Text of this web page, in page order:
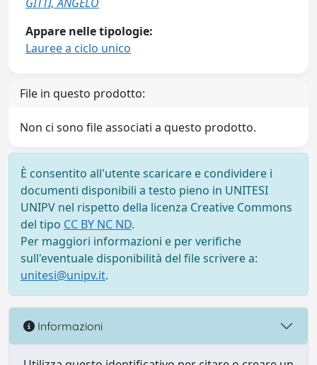
Appare nelle tipologie:
Lauree a ciclo unico
File in questo prodotto:
Non ci sono file associati a questo prodotto.
È consentito all'utente scaricare e condividere i
documenti disponibili a testo pieno in UNITESI
UNIPV nel rispetto della licenza Creative Commons
del tipo CC BY NC ND.
Per maggiori informazioni e per verifiche
sull'eventuale disponibilità del file scrivere a:
unitesi@unipv.it.
Informazioni